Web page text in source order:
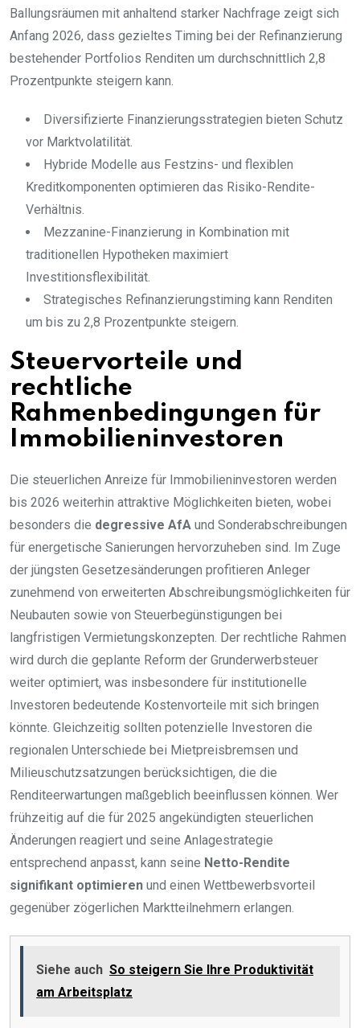
Ballungsräumen mit anhaltend starker Nachfrage zeigt sich
Anfang 2026, dass gezieltes Timing bei der Refinanzierung
bestehender Portfolios Renditen um durchschnittlich 2,8
Prozentpunkte steigern kann.
Diversifizierte Finanzierungsstrategien bieten Schutz
vor Marktvolatilität.
Hybride Modelle aus Festzins- und flexiblen
Kreditkomponenten optimieren das Risiko-Rendite-
Verhältnis.
Mezzanine-Finanzierung in Kombination mit
traditionellen Hypotheken maximiert
Investitionsflexibilität.
Strategisches Refinanzierungstiming kann Renditen
um bis zu 2,8 Prozentpunkte steigern.
Steuervorteile und
rechtliche
Rahmenbedingungen für
Immobilieninvestoren
Die steuerlichen Anreize für Immobilieninvestoren werden
bis 2026 weiterhin attraktive Möglichkeiten bieten, wobei
besonders die degressive AfA und Sonderabschreibungen
für energetische Sanierungen hervorzuheben sind. Im Zuge
der jüngsten Gesetzesänderungen profitieren Anleger
zunehmend von erweiterten Abschreibungsmöglichkeiten für
Neubauten sowie von Steuerbegünstigungen bei
langfristigen Vermietungskonzepten. Der rechtliche Rahmen
wird durch die geplante Reform der Grunderwerbsteuer
weiter optimiert, was insbesondere für institutionelle
Investoren bedeutende Kostenvorteile mit sich bringen
könnte. Gleichzeitig sollten potenzielle Investoren die
regionalen Unterschiede bei Mietpreisbremsen und
Milieuschutzsatzungen berücksichtigen, die die
Renditeerwartungen maßgeblich beeinflussen können. Wer
frühzeitig auf die für 2025 angekündigten steuerlichen
Änderungen reagiert und seine Anlagestrategie
entsprechend anpasst, kann seine Netto-Rendite
signifikant optimieren und einen Wettbewerbsvorteil
gegenüber zögerlichen Marktteilnehmern erlangen.
Siehe auch So steigern Sie Ihre Produktivität
am Arbeitsplatz